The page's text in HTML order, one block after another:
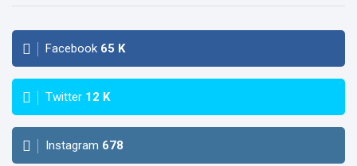
Facebook 65 K
Twitter 12 K
Instagram 678